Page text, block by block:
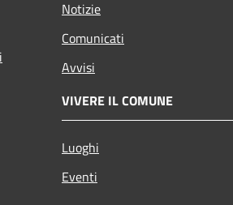
Notizie
Comunicati
Avvisi
VIVERE IL COMUNE
Luoghi
Eventi